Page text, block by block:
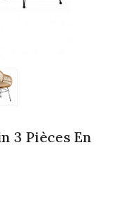
3 Pièces En